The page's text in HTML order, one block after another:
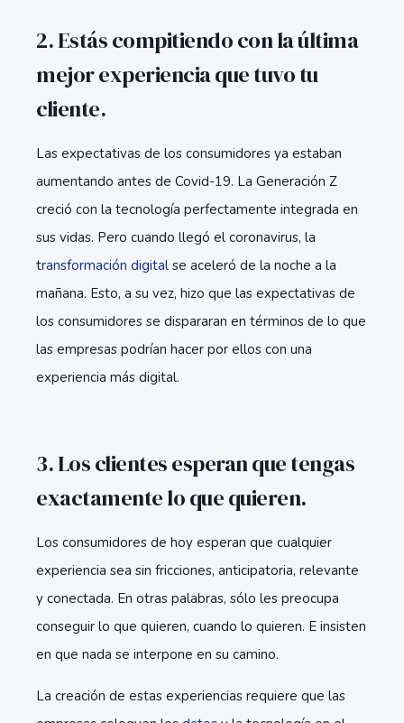
2. Estás compitiendo con la última
mejor experiencia que tuvo tu
cliente.
Las expectativas de los consumidores ya estaban
aumentando antes de Covid-19. La Generación Z
creció con la tecnología perfectamente integrada en
sus vidas. Pero cuando llegó el coronavirus, la
transformación digital se aceleró de la noche a la
mañana. Esto, a su vez, hizo que las expectativas de
los consumidores se dispararan en términos de lo que
las empresas podrían hacer por ellos con una
experiencia más digital.
3. Los clientes esperan que tengas
exactamente lo que quieren.
Los consumidores de hoy esperan que cualquier
experiencia sea sin fricciones, anticipatoria, relevante
y conectada. En otras palabras, sólo les preocupa
conseguir lo que quieren, cuando lo quieren. E insisten
en que nada se interpone en su camino.
La creación de estas experiencias requiere que las